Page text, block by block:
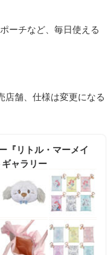
ーチなど、毎日使える
店舗、仕様は変更になる
『リトル・マーメイ
ャラリー